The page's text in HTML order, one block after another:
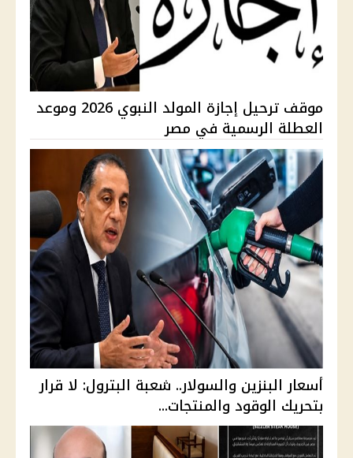
موقف ترحيل إجازة المولد النبوي 2026 وموعد
العطلة الرسمية في مصر
أسعار البنزين والسولار.. شعبة البترول: لا قرار
بتحريك الوقود والمنتجات...